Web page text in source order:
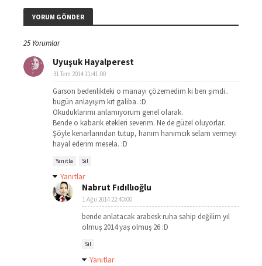
YORUM GÖNDER
25 Yorumlar
Uyuşuk Hayalperest
31 Tem 2014 11:41:00
Garson bedenlikteki o manayı çözemedim ki ben şimdi..
bugün anlayışım kıt galiba. :D
Okuduklarımı anlamıyorum genel olarak.
Bende o kabarık etekleri severim. Ne de güzel oluyorlar.
Şöyle kenarlarından tutup, hanım hanımcık selam vermeyi
hayal ederim mesela. :D
Yanıtla Sil
Yanıtlar
Nabrut Fıdıllıoğlu
1 Ağu 2014 22:40:00
bende anlatacak arabesk ruha sahip değilim yıl
olmuş 2014 yaş olmuş 26 :D
Sil
Yanıtlar